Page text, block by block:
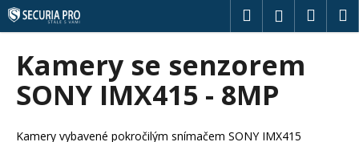
Přejít
na
obsah
HledatPřihlášení
Kamery se senzorem
SONY IMX415 - 8MP
Kamery vybavené pokročilým snímačem SONY IMX415
K
o
C
o
p